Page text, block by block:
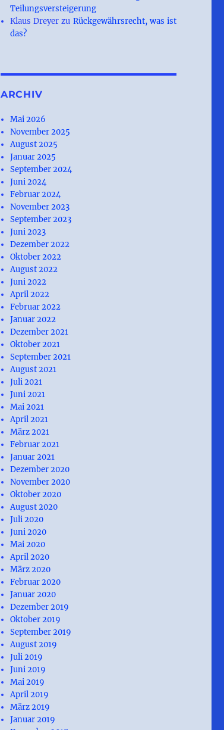
Teilungsversteigerung
Klaus Dreyer zu Rückgewährsrecht, was ist
das?
ARCHIV
Mai 2026
November 2025
August 2025
Januar 2025
September 2024
Juni 2024
Februar 2024
November 2023
September 2023
Juni 2023
Dezember 2022
Oktober 2022
August 2022
Juni 2022
April 2022
Februar 2022
Januar 2022
Dezember 2021
Oktober 2021
September 2021
August 2021
Juli 2021
Juni 2021
Mai 2021
April 2021
März 2021
Februar 2021
Januar 2021
Dezember 2020
November 2020
Oktober 2020
August 2020
Juli 2020
Juni 2020
Mai 2020
April 2020
März 2020
Februar 2020
Januar 2020
Dezember 2019
Oktober 2019
September 2019
August 2019
Juli 2019
Juni 2019
Mai 2019
April 2019
März 2019
Januar 2019